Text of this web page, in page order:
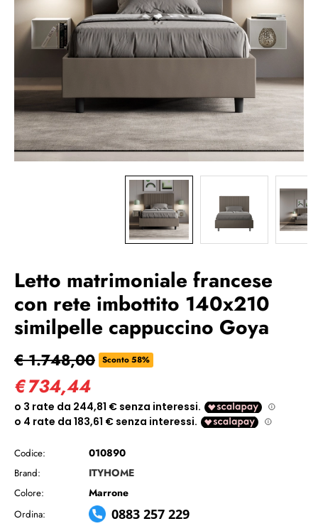
Letto matrimoniale francese
con rete imbottito 140x210
similpelle cappuccino Goya
€ 1.748,00 Sconto 58%
€734,44
Codice: 010890
Brand: ITYHOME
Colore: Marrone
Ordina: 0883 257 229